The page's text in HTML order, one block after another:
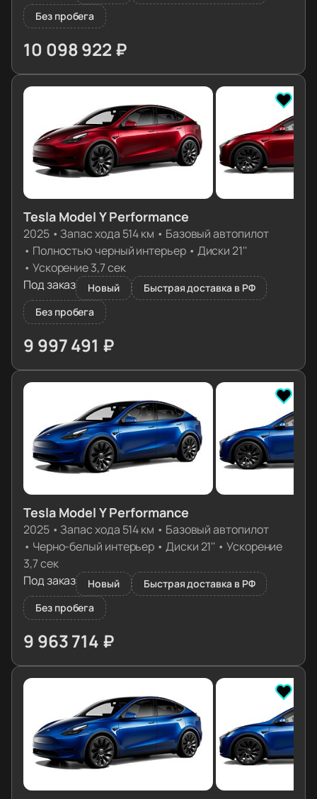
Без пробега
10 098 922 ₽
≈ 100 460€
Tesla Model Y Performance
2025• Запас хода 514 км • Базовый автопилот
• Полностью черный интерьер• Диски 21''
• Ускорение 3,7 сек
Под заказ
Новый
Быстрая доставка в РФ
Без пробега
9 997 491 ₽
≈ 99 451€
Tesla Model Y Performance
2025• Запас хода 514 км • Базовый автопилот
• Черно-белый интерьер •Диски 21'' • Ускорение
3,7 сек
Под заказ
Новый
Быстрая доставка в РФ
Без пробега
9 963 714 ₽
≈ 99 115€